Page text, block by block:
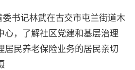
委书记林武在古交市屯兰街道木
心，了解社区党建和基层治理
居民养老保险业务的居民亲切